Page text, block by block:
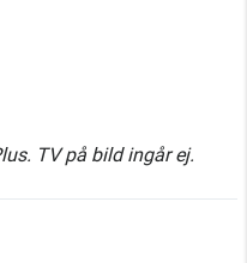
TV på bild ingår ej.